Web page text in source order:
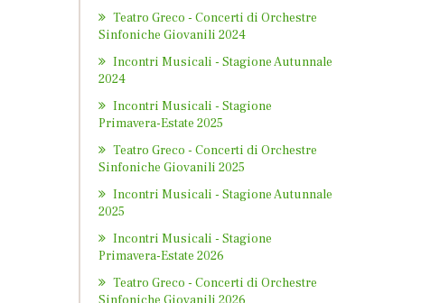
Teatro Greco - Concerti di Orchestre
Sinfoniche Giovanili 2024
Incontri Musicali - Stagione Autunnale
2024
Incontri Musicali - Stagione
Primavera-Estate 2025
Teatro Greco - Concerti di Orchestre
Sinfoniche Giovanili 2025
Incontri Musicali - Stagione Autunnale
2025
Incontri Musicali - Stagione
Primavera-Estate 2026
Teatro Greco - Concerti di Orchestre